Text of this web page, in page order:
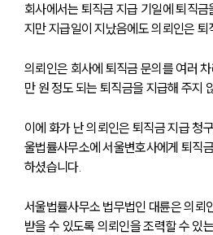
회사에서는 퇴직금 지급 기일에 퇴직
지만 지급일이 지났음에도 의뢰인은
의뢰인은 회사에 퇴직금 문의를 여러
만 원 정도 되는 퇴직금을 지급해 주지
이에 화가 난 의뢰인은 퇴직금 지급 청
울법률사무소에 서울변호사에게 퇴직
하셨습니다.
서울법률사무소 법무법인 대륜은 의뢰
받을 수 있도록 의뢰인을 조력할 수 있